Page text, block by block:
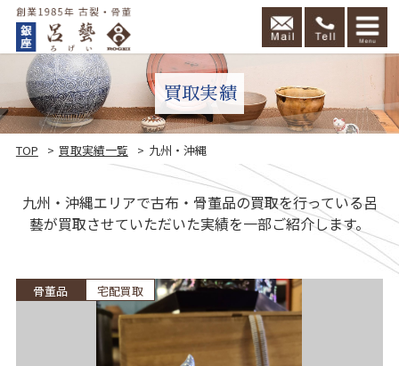
買取実績
TOP 買取実績一覧 九州・沖縄
九州・沖縄エリアで古布・骨董品の買取を行っている呂
藝が買取させていただいた実績を一部ご紹介します。
骨董品 宅配買取